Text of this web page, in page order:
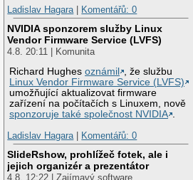
Ladislav Hagara| Komentářů: 0
NVIDIA sponzorem služby Linux
Vendor Firmware Service (LVFS)
4.8. 20:11 | Komunita
Richard Hughesoznámil
, že službu
Linux Vendor Firmware Service (LVFS)
umožňující aktualizovat firmware
zařízení na počítačích s Linuxem, nově
sponzoruje také společnost NVIDIA .
Ladislav Hagara| Komentářů: 0
SlideRshow, prohlížeč fotek, ale i
jejich organizér a prezentátor
4.8. 12:22 | Zajímavý software